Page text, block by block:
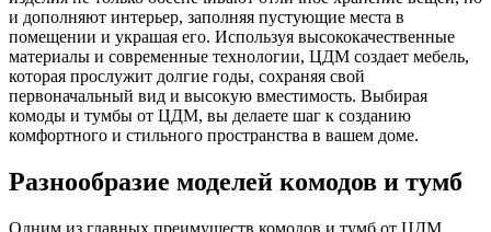
и дополняют интерьер, заполняя пустующие места в
помещении и украшая его. Используя высококачественные
материалы и современные технологии, ЦДМ создает мебель,
которая прослужит долгие годы, сохраняя свой
первоначальный вид и высокую вместимость. Выбирая
комоды и тумбы от ЦДМ, вы делаете шаг к созданию
комфортного и стильного пространства в вашем доме.
Разнообразие моделей комодов и тумб
Одним из главных преимуществ комодов и тумб от ЦДМ